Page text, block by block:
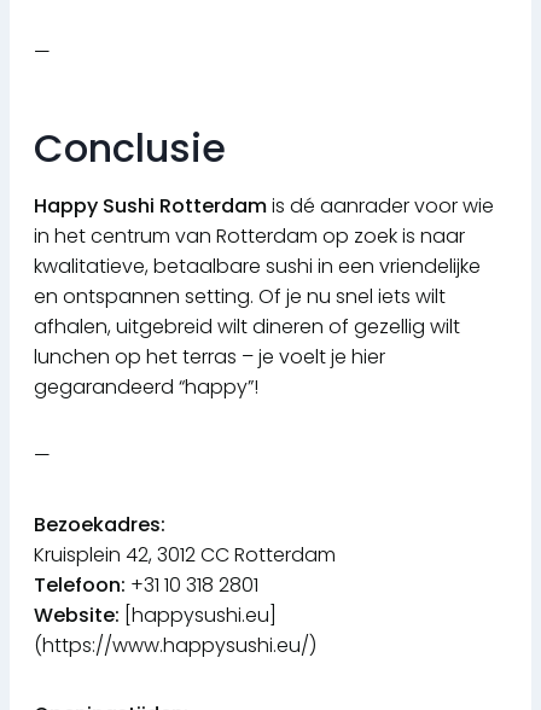
—
Conclusie
Happy Sushi Rotterdamis dé aanrader voor wie
in het centrum van Rotterdam op zoek is naar
kwalitatieve, betaalbare sushi in een vriendelijke
en ontspannen setting. Of je nu snel iets wilt
afhalen, uitgebreid wilt dineren of gezellig wilt
lunchen op het terras – je voelt je hier
gegarandeerd “happy”!
—
Bezoekadres:
Kruisplein 42, 3012 CC Rotterdam
Telefoon: +31 10 318 2801
Website: [happysushi.eu]
(https://www.happysushi.eu/)